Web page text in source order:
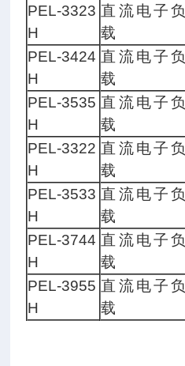
PEL-3323
H
直流电子负
载
PEL-3424
H
直流电子负
载
PEL-3535
H
直流电子负
载
PEL-3322
H
直流电子负
载
PEL-3533
H
直流电子负
载
PEL-3744
H
直流电子负
载
PEL-3955
H
直流电子负
载